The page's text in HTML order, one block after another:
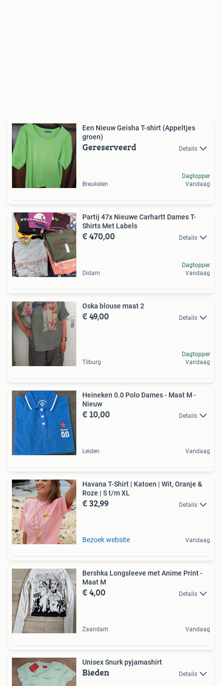
Een Nieuw Geisha T-shirt (Appeltjes
groen)
Gereserveerd Details
Breukelen
Dagtopper
Vandaag
Partij 47x Nieuwe Carhartt Dames T-
Shirts Met Labels
€ 470,00 Details
Didam
Dagtopper
Vandaag
Oska blouse maat 2
€ 49,00 Details
Tilburg
Dagtopper
Vandaag
Heineken 0.0 Polo Dames - Maat M -
Nieuw
€ 10,00 Details
Leiden Vandaag
Havana T-Shirt | Katoen | Wit, Oranje &
Roze | S t/m XL
€ 32,99 Details
Bezoek website Vandaag
Bershka Longsleeve met Anime Print -
Maat M
€ 4,00 Details
Zaandam Vandaag
Unisex Snurk pyjamashirt
Bieden Details